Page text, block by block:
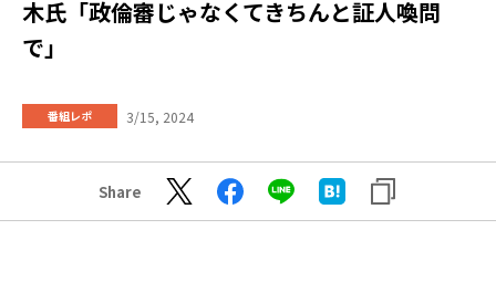
木氏「政倫審じゃなくてきちんと証人喚問
で」
番組レポ 3/15, 2024
Share